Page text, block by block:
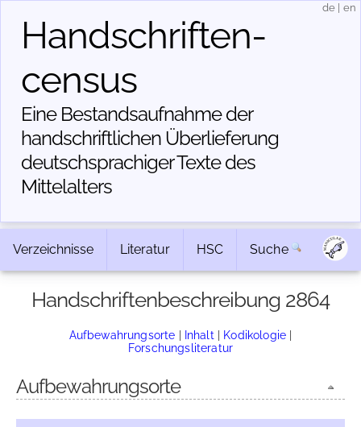
Handschriften­
census
Eine Bestandsaufnahme der
handschriftlichen Über­lieferung
deutschsprachiger Texte des
Mittelalters
de en
Verzeichnisse Literatur HSC Suche
Handschriftenbeschreibung 2864
Aufbewahrungsorte | Inhalt | Kodikologie |
Forschungsliteratur
Aufbewahrungsorte